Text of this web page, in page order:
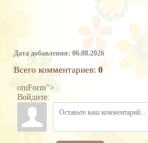
Дата добавления: 06.08.2026
Всего комментариев: 0
omForm">
Войдите: